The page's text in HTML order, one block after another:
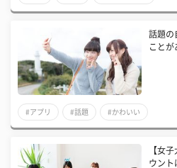
話題の
ことが
#アプリ #話題 #かわいい
【女
ウン